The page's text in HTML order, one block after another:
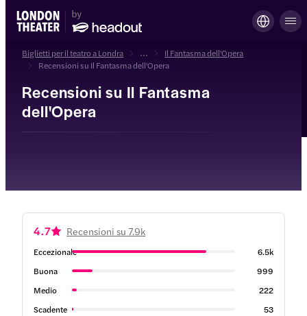
Biglietti per il teatro a Londra ...
Il Fantasma dell'Opera
Recensioni su Il Fantasma dell'Opera
Recensioni su Il Fantasma
dell'Opera
4.7 Recensioni su 7.9k
Eccezionale
6.5k
Buona
999
Medio
222
Scadente
53